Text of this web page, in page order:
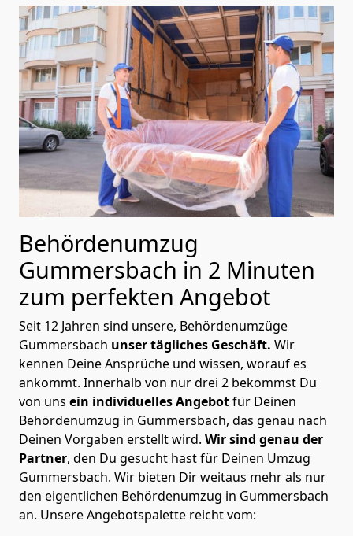
Behördenumzug
Gummersbach in 2 Minuten
zum perfekten Angebot
Seit 12 Jahren sind unsere, Behördenumzüge
Gummersbach unser tägliches Geschäft. Wir
kennen Deine Ansprüche und wissen, worauf es
ankommt. Innerhalb von nur drei 2 bekommst Du
von uns ein individuelles Angebotfür Deinen
Behördenumzug in Gummersbach, das genau nach
Deinen Vorgaben erstellt wird. Wir sind genau der
Partner, den Du gesucht hast für Deinen Umzug
Gummersbach. Wir bieten Dir weitaus mehr als nur
den eigentlichen Behördenumzug in Gummersbach
an. Unsere Angebotspalette reicht vom: